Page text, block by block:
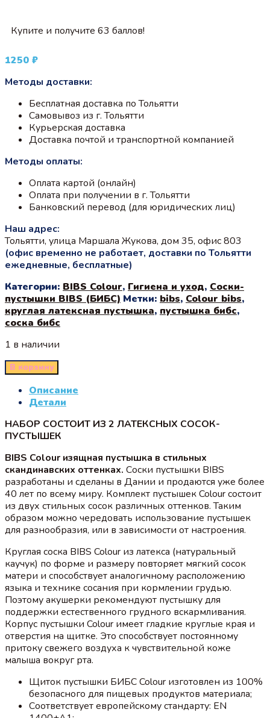
Купите и получите 63 баллов!
1250 ₽
Методы доставки:
Бесплатная доставка по Тольятти
Самовывоз из г. Тольятти
Курьерская доставка
Доставка почтой и транспортной компанией
Методы оплаты:
Оплата картой (онлайн)
Оплата при получении в г. Тольятти
Банковский перевод (для юридических лиц)
Наш адрес:
Тольятти, улица Маршала Жукова, дом 35, офис 803
(офис временно не работает, доставки по Тольятти
ежедневные, бесплатные)
Категории: BIBS Colour, Гигиена и уход, Соски-
пустышки BIBS (БИБС) Метки: bibs, Colour bibs,
круглая латексная пустышка, пустышка бибс,
соска бибс
1 в наличии
В корзину
Описание
Детали
НАБОР СОСТОИТ ИЗ 2 ЛАТЕКСНЫХ СОСОК-
ПУСТЫШЕК
BIBS Colour изящная пустышка в стильных
скандинавских оттенках. Соски пустышки BIBS
разработаны и сделаны в Дании и продаются уже более
40 лет по всему миру. Комплект пустышек Colour состоит
из двух стильных сосок различных оттенков. Таким
образом можно чередовать использование пустышек
для разнообразия, или в зависимости от настроения.
Круглая соска BIBS Colour из латекса (натуральный
каучук) по форме и размеру повторяет мягкий сосок
матери и способствует аналогичному расположению
языка и технике сосания при кормлении грудью.
Поэтому акушерки рекомендуют пустышку для
поддержки естественного грудного вскармливания.
Корпус пустышки Colour имеет гладкие круглые края и
отверстия на щитке. Это способствует постоянному
притоку свежего воздуха к чувствительной коже
малыша вокруг рта.
Щиток пустышки БИБС Colour изготовлен из 100%
безопасного для пищевых продуктов материала;
Соответствует европейскому стандарту: EN